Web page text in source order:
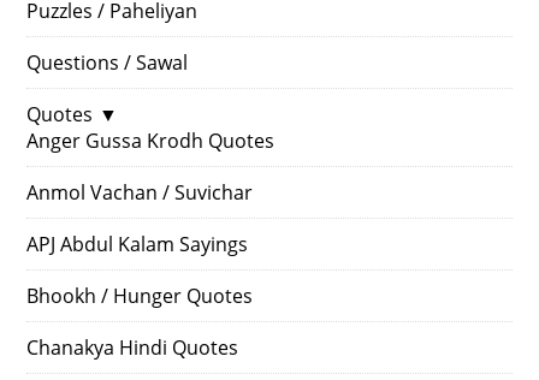
Puzzles / Paheliyan
Questions / Sawal
Quotes ▼
Anger Gussa Krodh Quotes
Anmol Vachan / Suvichar
APJ Abdul Kalam Sayings
Bhookh / Hunger Quotes
Chanakya Hindi Quotes